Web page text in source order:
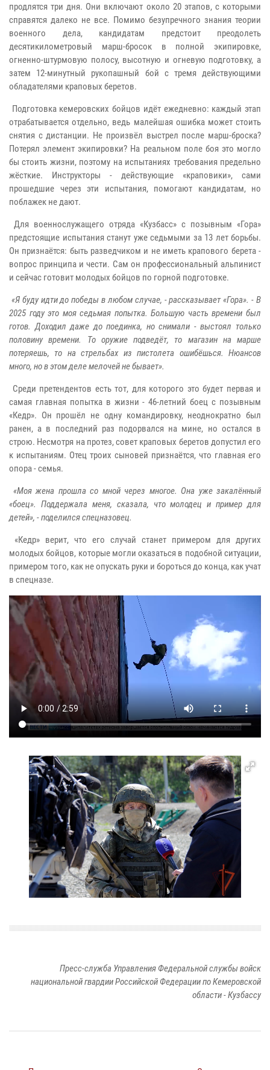
продлятся три дня. Они включают около 20 этапов, с которыми
справятся далеко не все. Помимо безупречного знания теории
военного дела, кандидатам предстоит преодолеть
десятикилометровый марш-бросок в полной экипировке,
огненно-штурмовую полосу, высотную и огневую подготовку, а
затем 12-минутный рукопашный бой с тремя действующими
обладателями краповых беретов.
Подготовка кемеровских бойцов идёт ежедневно: каждый этап
отрабатывается отдельно, ведь малейшая ошибка может стоить
снятия с дистанции. Не произвёл выстрел после марш-броска?
Потерял элемент экипировки? На реальном поле боя это могло
бы стоить жизни, поэтому на испытаниях требования предельно
жёсткие. Инструкторы - действующие «краповики», сами
прошедшие через эти испытания, помогают кандидатам, но
поблажек не дают.
Для военнослужащего отряда «Кузбасс» с позывным «Гора»
предстоящие испытания станут уже седьмыми за 13 лет борьбы.
Он признаётся: быть разведчиком и не иметь крапового берета -
вопрос принципа и чести. Сам он профессиональный альпинист
и сейчас готовит молодых бойцов по горной подготовке.
«Я буду идти до победы в любом случае, - рассказывает «Гора». - В
2025 году это моя седьмая попытка. Большую часть времени был
готов. Доходил даже до поединка, но снимали - выстоял только
половину времени. То оружие подведёт, то магазин на марше
потеряешь, то на стрельбах из пистолета ошибёшься. Нюансов
много, но в этом деле мелочей не бывает».
Среди претендентов есть тот, для которого это будет первая и
самая главная попытка в жизни - 46-летний боец с позывным
«Кедр». Он прошёл не одну командировку, неоднократно был
ранен, а в последний раз подорвался на мине, но остался в
строю. Несмотря на протез, совет краповых беретов допустил его
к испытаниям. Отец троих сыновей признаётся, что главная его
опора - семья.
«Моя жена прошла со мной через многое. Она уже закалённый
«боец». Поддержала меня, сказала, что молодец и пример для
детей», - поделился спецназовец.
«Кедр» верит, что его случай станет примером для других
молодых бойцов, которые могли оказаться в подобной ситуации,
примером того, как не опускать руки и бороться до конца, как учат
в спецназе.
Пресс-служба Управления Федеральной службы войск
национальной гвардии Российской Федерации по Кемеровской
области - Кузбассу